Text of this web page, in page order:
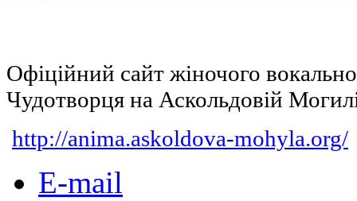
Офіційний сайт жіночого
Чудотворця на Аскольдовій
http://anima.askoldova-mohyla.org/
E-mail